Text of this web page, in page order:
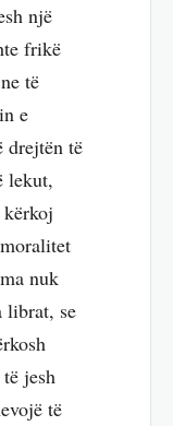
një
frikë
të
e
drejtën të
lekut,
nuk
librat, se
jesh
të